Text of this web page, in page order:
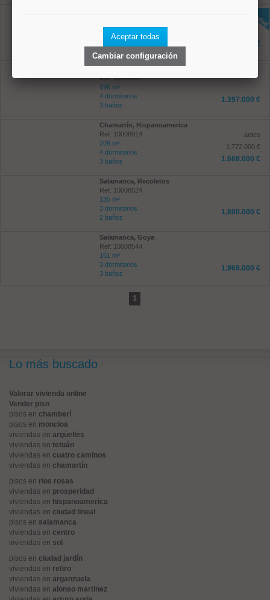
4 dormitorios
2 baños
1.295.500 €
Ref: 10008941
196 m²
4 dormitorios
3 baños
1.397.000 €
Chamartín, Hispanoamerica
Ref: 10008914
209 m²
4 dormitorios
3 baños
antes
1.772.000 €
1.668.000 €
Salamanca, Recoletos
Ref: 10008524
135 m²
3 dormitorios
2 baños
1.800.000 €
Salamanca, Goya
Ref: 10008544
161 m²
3 dormitorios
3 baños
1.969.000 €
1
Lo más buscado
Valorar vivienda online
Vender piso
pisos en chamberí
pisos en moncloa
viviendas en argüelles
viviendas en tetuán
viviendas en cuatro caminos
viviendas en chamartín
pisos en rios rosas
viviendas en prosperidad
viviendas en hispanoamerica
viviendas en ciudad lineal
pisos en salamanca
viviendas en centro
viviendas en sol
pisos en ciudad jardín
viviendas en retiro
viviendas en arganzuela
viviendas en alonso martinez
Aceptar todas
Cambiar configuración